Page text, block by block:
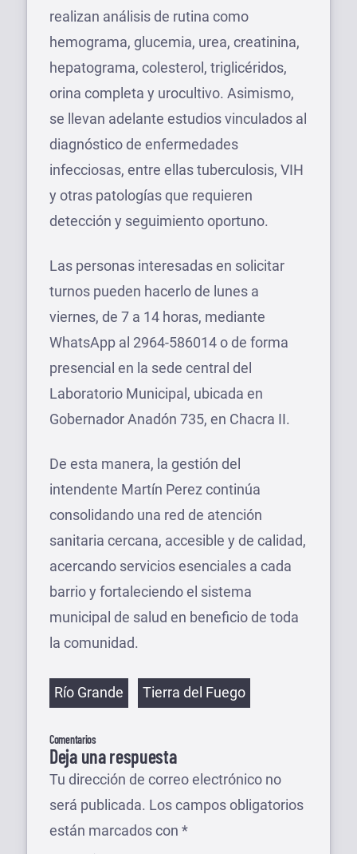
realizan análisis de rutina como
hemograma, glucemia, urea, creatinina,
hepatograma, colesterol, triglicéridos,
orina completa y urocultivo. Asimismo,
se llevan adelante estudios vinculados al
diagnóstico de enfermedades
infecciosas, entre ellas tuberculosis, VIH
y otras patologías que requieren
detección y seguimiento oportuno.
Las personas interesadas en solicitar
turnos pueden hacerlo de lunes a
viernes, de 7 a 14 horas, mediante
WhatsApp al 2964-586014 o de forma
presencial en la sede central del
Laboratorio Municipal, ubicada en
Gobernador Anadón 735, en Chacra II.
De esta manera, la gestión del
intendente Martín Perez continúa
consolidando una red de atención
sanitaria cercana, accesible y de calidad,
acercando servicios esenciales a cada
barrio y fortaleciendo el sistema
municipal de salud en beneficio de toda
la comunidad.
Etiquetas
Río Grande Tierra del Fuego
Comentarios
Deja una respuesta
Tu dirección de correo electrónico no
será publicada. Los campos obligatorios
están marcados con *